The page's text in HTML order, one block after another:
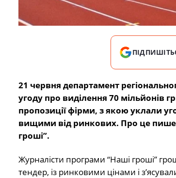
21 червня департамент
угоду про виділення 70 мільйонів
пропозиції фірми, з якою уклали
вищими від ринкових. Про це пише
гроші”.
Журналісти програми “Наші гроші”
тендер, із ринковими цінами і